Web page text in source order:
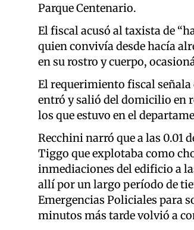
Parque Centenario.
El fiscal acusó al taxista de
quien convivía desde hacía
en su rostro y cuerpo,
El requerimiento fiscal señala
entró y salió del domicilio en
los que estuvo en el
Recchini narró que a las 0.01
Tiggo que explotaba como
inmediaciones del edificio a
allí por un largo período de
Emergencias Policiales para
minutos más tarde volvió a